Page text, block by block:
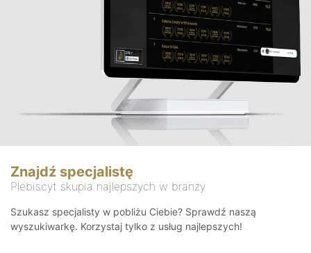
Znajdź specjalistę
Plebiscyt skupia najlepszych w branży
Szukasz specjalisty w pobliżu Ciebie? Sprawdź naszą
wyszukiwarkę. Korzystaj tylko z usług najlepszych!